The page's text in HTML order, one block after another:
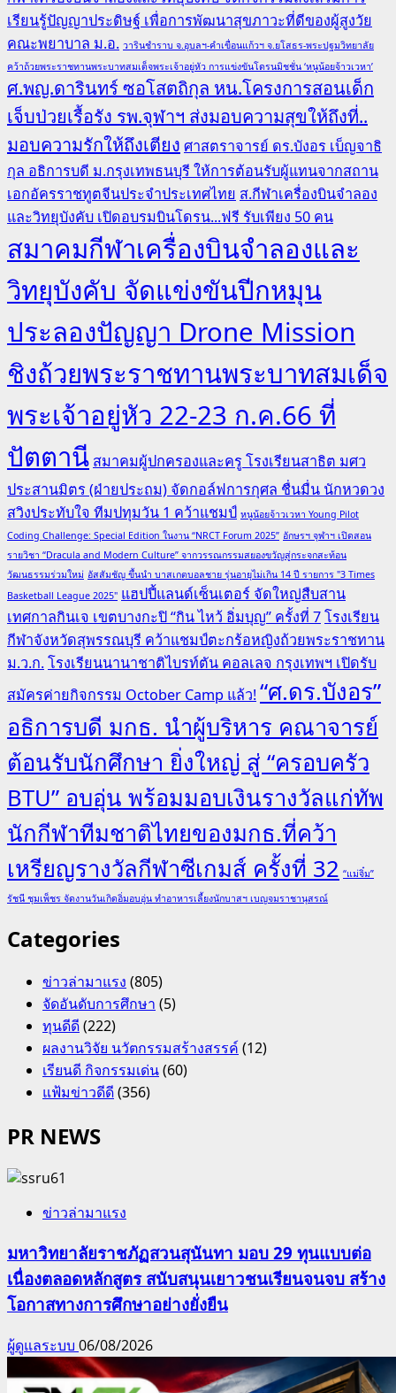
เรียนรู้ปัญญาประดิษฐ์ เพื่อการพัฒนาสุขภาวะที่ดีของผู้สูงวัย
คณะพยาบาล ม.อ. วารินชำราบ จ.อุบลฯ-คำเขื่อนแก้วฯ จ.ยโสธร-พระปฐมวิทยาลัย
คว้าถ้วยพระราชทานพระบาทสมเด็จพระเจ้าอยู่หัว การแข่งขันโดรนมิชชั่น ‘หนูน้อยจ้าวเวหา’
ศ.พญ.ดารินทร์ ซอโสตถิกุล หน.โครงการสอนเด็ก
เจ็บป่วยเรื้อรัง รพ.จุฬาฯ ส่งมอบความสุขให้ถึงที่..
มอบความรักให้ถึงเตียง ศาสตราจารย์ ดร.บังอร เบ็ญจาธิ
กุล อธิการบดี ม.กรุงเทพธนบุรี ให้การต้อนรับผู้แทนจากสถาน
เอกอัครราชทูตจีนประจำประเทศไทย ส.กีฬาเครื่องบินจำลอง
และวิทยุบังคับ เปิดอบรมบินโดรน...ฟรี รับเพียง 50 คน
สมาคมกีฬาเครื่องบินจำลองและ
วิทยุบังคับ จัดแข่งขันปีกหมุน
ประลองปัญญา Drone Mission
ชิงถ้วยพระราชทานพระบาทสมเด็จ
พระเจ้าอยู่หัว 22-23 ก.ค.66 ที่
ปัตตานี สมาคมผู้ปกครองและครู โรงเรียนสาธิต มศว
ประสานมิตร (ฝ่ายประถม) จัดกอล์ฟการกุศล ชื่นมื่น นักหวดวง
สวิงประทับใจ ทีมปทุมวัน 1 คว้าแชมป์ หนูน้อยจ้าวเวหา Young Pilot
Coding Challenge: Special Edition ในงาน “NRCT Forum 2025” อักษรฯ จุฬาฯ เปิดสอน
รายวิชา “Dracula and Modern Culture” จากวรรณกรรมสยองขวัญสู่กระจกสะท้อน
วัฒนธรรมร่วมใหม่ อัสสัมชัญ ขึ้นนำ บาสเกตบอลชาย รุ่นอายุไม่เกิน 14 ปี รายการ "3 Times
Basketball League 2025" แฮปปี้แลนด์เซ็นเตอร์ จัดใหญ่สืบสาน
เทศกาลกินเจ เขตบางกะปิ “กิน ไหว้ อิ่มบุญ” ครั้งที่ 7โรงเรียน
กีฬาจังหวัดสุพรรณบุรี คว้าแชมป์ตะกร้อหญิงถ้วยพระราชทาน
ม.ว.ก.โรงเรียนนานาชาติไบรท์ตัน คอลเลจ กรุงเทพฯ เปิดรับ
สมัครค่ายกิจกรรม October Camp แล้ว!“ศ.ดร.บังอร”
อธิการบดี มกธ. นำผู้บริหาร คณาจารย์
ต้อนรับนักศึกษา ยิ่งใหญ่ สู่ “ครอบครัว
BTU” อบอุ่น พร้อมมอบเงินรางวัลแก่ทัพ
นักกีฬาทีมชาติไทยของมกธ.ที่คว้า
เหรียญรางวัลกีฬาซีเกมส์ ครั้งที่ 32 “แม่จิ๋ม”
รัชนี ชุมเพ็ชร จัดงานวันเกิดอิ่มอบอุ่น ทำอาหารเลี้ยงนักบาสฯ เบญจมราชานุสรณ์
Categories
ข่าวล่ามาแรง (805)
จัดอันดับการศึกษา (5)
ทุนดีดี(222)
ผลงานวิจัย นวัตกรรมสร้างสรรค์ (12)
เรียนดี กิจกรรมเด่น(60)
แฟ้มข่าวดีดี(356)
PR NEWS
ข่าวล่ามาแรง
มหาวิทยาลัยราชภัฏสวนสุนันทา มอบ 29 ทุนแบบต่อ
เนื่องตลอดหลักสูตร สนับสนุนเยาวชนเรียนจนจบ สร้าง
โอกาสทางการศึกษาอย่างยั่งยืน
ผู้ดูแลระบบ 06/08/2026